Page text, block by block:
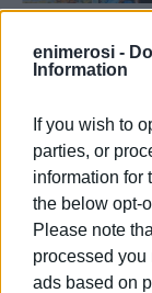
enimerosi -
Information
If you wish to
parties, or
information for
the below opt-
Please note
processed you
ads based on